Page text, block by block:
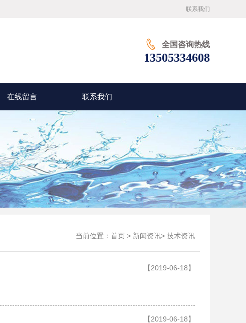
联系我们
全国咨询热线
13505334608
在线留言 联系我们
当前位置： 首页 > 新闻资讯> 技术资讯
【2019-06-18】
【2019-06-18】